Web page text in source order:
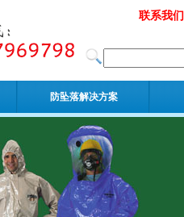
联系我们
防坠落解决方案